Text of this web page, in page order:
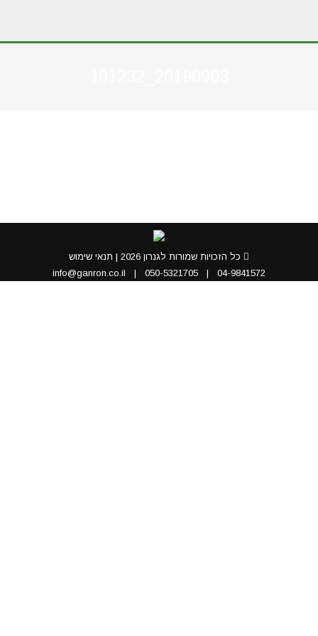
כל הזכויות שמורות לגנרון 2026 |
תנאי שימוש
04-9841572
|
050-5321705
|
info@ganron.co.il